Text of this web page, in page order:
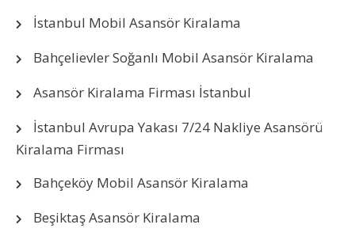
İstanbul Mobil Asansör Kiralama
Bahçelievler Soğanlı Mobil Asansör Kiralama
Asansör Kiralama Firması İstanbul
İstanbul Avrupa Yakası 7/24 Nakliye Asansörü
Kiralama Firması
Bahçeköy Mobil Asansör Kiralama
Beşiktaş Asansör Kiralama